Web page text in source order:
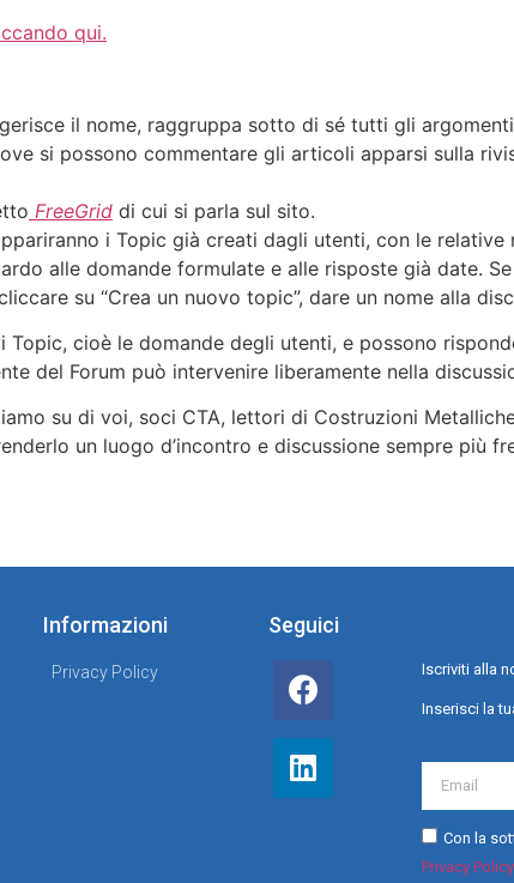
qui.
il nome, raggruppa sotto di sé tutti gli
si possono commentare gli articoli apparsi sulla
FreeGrid di cui si parla sul sito.
i Topic già creati dagli utenti, con le
alle domande formulate e alle risposte già date.
su “Crea un nuovo topic”, dare un nome alla
Topic, cioè le domande degli utenti, e possono
del Forum può intervenire liberamente nella
su di voi, soci CTA, lettori di Costruzioni
un luogo d’incontro e discussione sempre più
Informazioni
Privacy Policy
Seguici
Iscriviti alla
Inserisci la
Con la
Privacy Policy